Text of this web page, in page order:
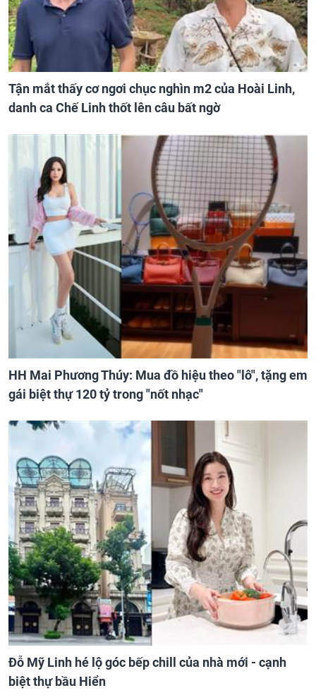
Tận mắt thấy cơ ngơi chục nghìn m2 của Hoài Linh,
danh ca Chế Linh thốt lên câu bất ngờ
HH Mai Phương Thúy: Mua đồ hiệu theo "lô", tặng em
gái biệt thự 120 tỷ trong "nốt nhạc"
Đỗ Mỹ Linh hé lộ góc bếp chill của nhà mới - cạnh
biệt thự bầu Hiển